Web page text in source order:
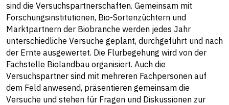
sind die Versuchspartnerschaften. Gemeinsam mit
Forschungsinstitutionen, Bio-Sortenzüchtern und
Marktpartnern der Biobranche werden jedes Jahr
unterschiedliche Versuche geplant, durchgeführt und nach
der Ernte ausgewertet. Die Flurbegehung wird von der
Fachstelle Biolandbau organisiert. Auch die
Versuchspartner sind mit mehreren Fachpersonen auf
dem Feld anwesend, präsentieren gemeinsam die
Versuche und stehen für Fragen und Diskussionen zur